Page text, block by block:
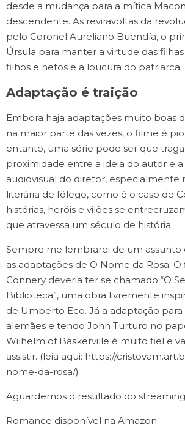
desde a mudança para a mítica
descendente. As reviravoltas da
pelo Coronel Aureliano Buendía, o
Úrsula para manter a virtude das
filhos e netos e a loucura do patriarca.
Adaptação é traição
Embora haja adaptações muito boas
na maior parte das vezes, o filme é
entanto, uma série pode ser que
proximidade entre a ideia do autor e
audiovisual do diretor, especialmente
literária de fôlego, como é o caso de
histórias, heróis e vilões se
que atravessa um século de história.
Sempre me lembrarei de um assunto
as adaptações de O Nome da Rosa.
Connery deveria ter se chamado “O
Biblioteca”, uma obra livremente
de Umberto Eco. Já a adaptação
alemães e tendo John Turturo no
Wilhelm of Baskerville é muito fiel e
assistir. (leia aqui: https://
nome-da-rosa/)
Aguardemos o resultado do
Romance disponível na Amazon: